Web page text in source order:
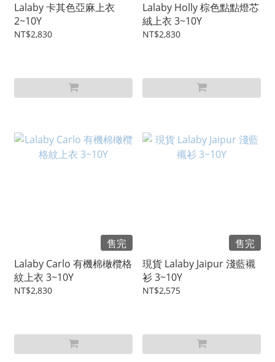
Lalaby 卡其色亞麻上衣
2~10Y
NT$2,830
Lalaby Holly 棕色點點燈芯
絨上衣 3~10Y
NT$2,830
售完
Lalaby Carlo 有機棉橄欖格
紋上衣 3~10Y
NT$2,830
售完
現貨 Lalaby Jaipur 淺藍襯
衫 3~10Y
NT$2,575